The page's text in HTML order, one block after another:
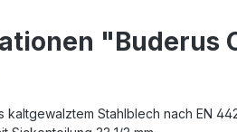
"Buderus
Stahlblech nach EN